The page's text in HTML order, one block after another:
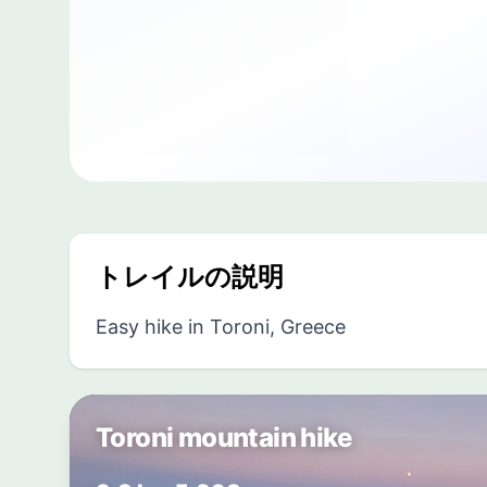
トレイルの説明
Easy hike in Toroni, Greece
Toroni mountain hike